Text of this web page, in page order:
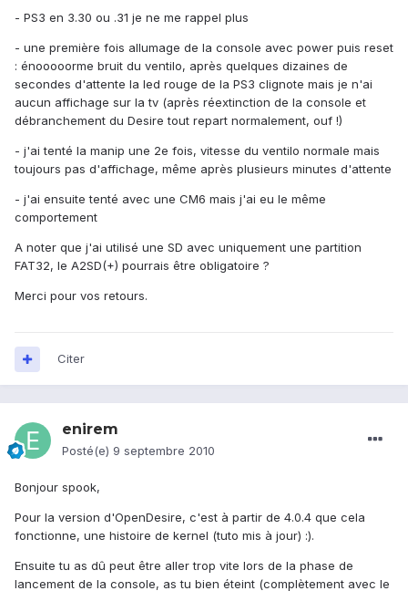
- PS3 en 3.30 ou .31 je ne me rappel plus
- une première fois allumage de la console avec power puis reset
: énooooorme bruit du ventilo, après quelques dizaines de
secondes d'attente la led rouge de la PS3 clignote mais je n'ai
aucun affichage sur la tv (après réextinction de la console et
débranchement du Desire tout repart normalement, ouf !)
- j'ai tenté la manip une 2e fois, vitesse du ventilo normale mais
toujours pas d'affichage, même après plusieurs minutes d'attente
- j'ai ensuite tenté avec une CM6 mais j'ai eu le même
comportement
A noter que j'ai utilisé une SD avec uniquement une partition
FAT32, le A2SD(+) pourrais être obligatoire ?
Merci pour vos retours.
Citer
enirem
Posté(e) 9 septembre 2010
Bonjour spook,
Pour la version d'OpenDesire, c'est à partir de 4.0.4 que cela
fonctionne, une histoire de kernel (tuto mis à jour) :).
Ensuite tu as dû peut être aller trop vite lors de la phase de
lancement de la console, as tu bien éteint (complètement avec le